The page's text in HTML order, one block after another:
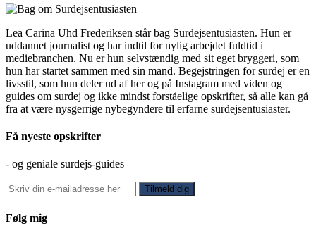
Lea Carina Uhd Frederiksen står bag Surdejsentusiasten. Hun er
uddannet journalist og har indtil for nylig arbejdet fuldtid i
mediebranchen. Nu er hun selvstændig med sit eget bryggeri, som
hun har startet sammen med sin mand. Begejstringen for surdej er en
livsstil, som hun deler ud af her og på Instagram med viden og
guides om surdej og ikke mindst forståelige opskrifter, så alle kan gå
fra at være nysgerrige nybegyndere til erfarne surdejsentusiaster.
Få nyeste opskrifter
- og geniale surdejs-guides
Følg mig